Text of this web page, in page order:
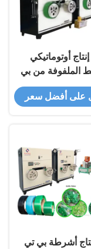
أوتوماتيكي
الملفوفة من بي
تي إيه 9mm-25mm يخرج
1.5 طن / 24 ساعة من
على أفضل سعر
أشرطة بي تي